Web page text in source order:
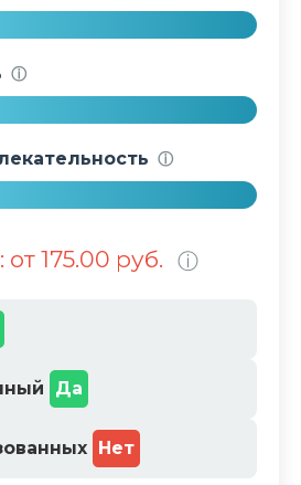
1
%
ⓘ
1
%
ⓘ
1
175.00 руб. ⓘ
Да
Нет